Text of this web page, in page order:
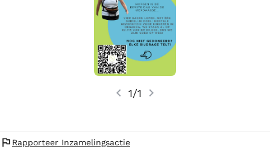
chevron_left 1/1 chevron_right
flag Rapporteer Inzamelingsactie